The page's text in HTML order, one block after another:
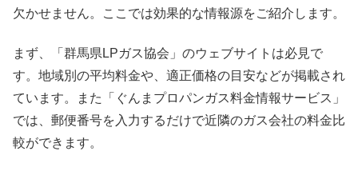
欠かせません。ここでは効果的な情報源をご紹介します。
まず、「群馬県LPガス協会」のウェブサイトは必見で
す。地域別の平均料金や、適正価格の目安などが掲載され
ています。また「ぐんまプロパンガス料金情報サービス」
では、郵便番号を入力するだけで近隣のガス会社の料金比
較ができます。